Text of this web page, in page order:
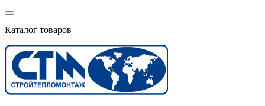
Каталог товаров